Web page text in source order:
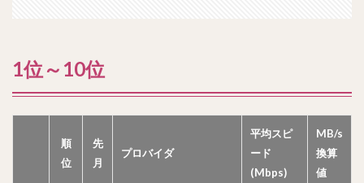
1位～10位
順
位
先
月
プロバイダ
平均スピ
ード
(Mbps)
MB/s
換算
値